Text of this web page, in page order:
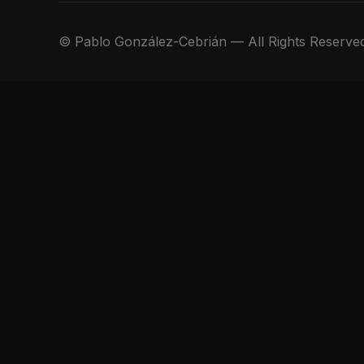
© Pablo González-Cebrián — All Rights